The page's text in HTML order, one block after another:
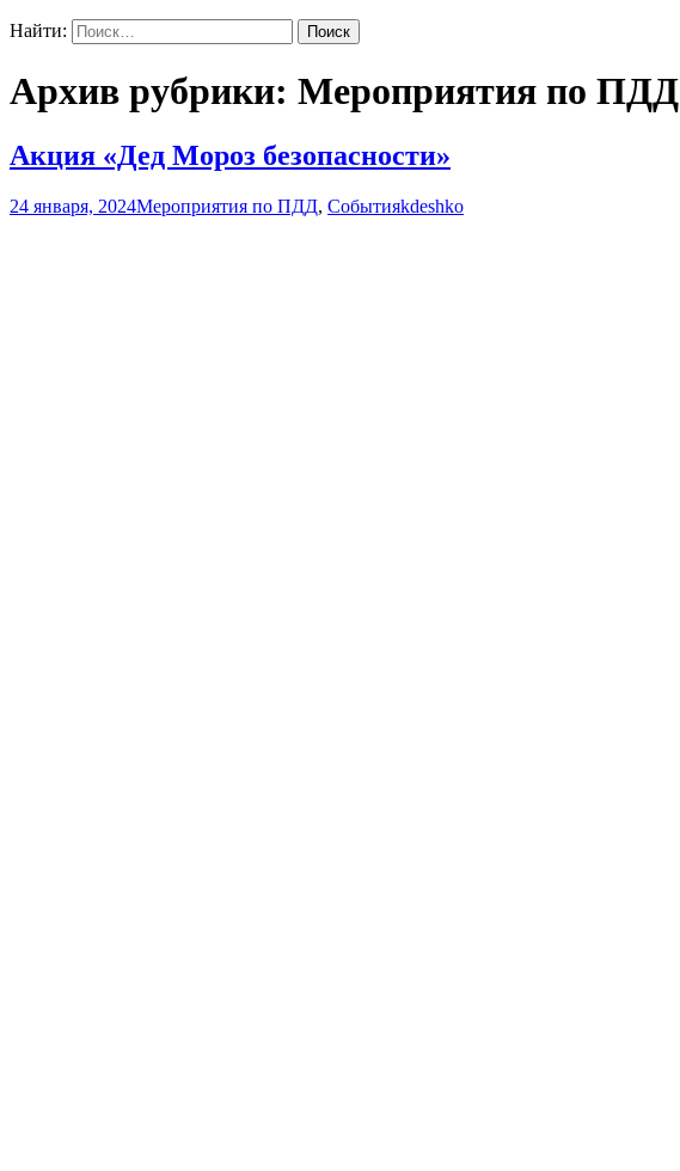
Найти:
Архив рубрики: Мероприятия по ПДД
Акция «Дед Мороз безопасности»
24 января, 2024Мероприятия по ПДД, Событияkdeshko